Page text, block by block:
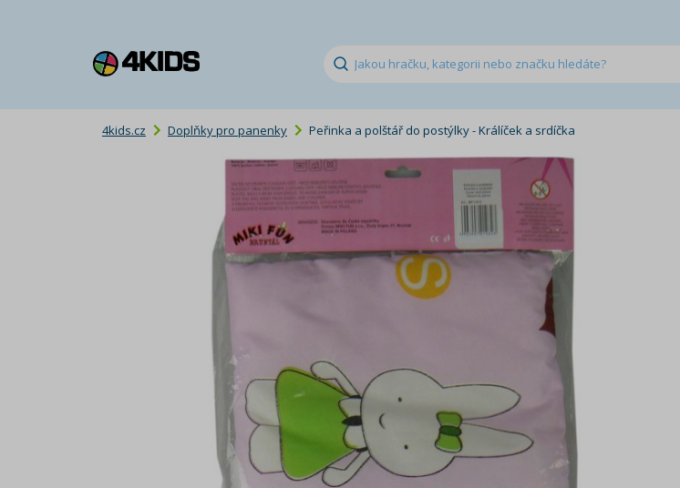
4kids.cz Doplňky pro panenky Peřinka a polštář do postýlky - Králíček a srdíčka